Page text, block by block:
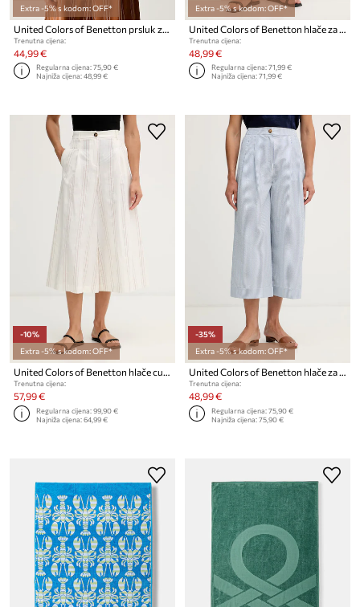
Extra -5% s kodom: OFF*
Trenutna cijena:
44,99 €
Regularna cijena:75,90 €
Najniža cijena:48,99 €
Extra -5% s kodom: OFF*
Trenutna cijena:
48,99 €
Regularna cijena:71,99 €
Najniža cijena:71,99 €
-10%
Extra -5% s kodom: OFF*
United Colors of Benetton hlače culottes za žene s lanom
Trenutna cijena:
57,99 €
Regularna cijena:99,90 €
Najniža cijena:64,99 €
-35%
Extra -5% s kodom: OFF*
United Colors of Benetton hlače za žene s pamukom
Trenutna cijena:
48,99 €
Regularna cijena:75,90 €
Najniža cijena:75,90 €